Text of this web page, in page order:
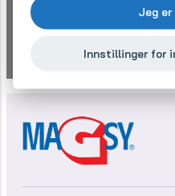
Jeg
Innstillinger for
Trenger du et tilbud